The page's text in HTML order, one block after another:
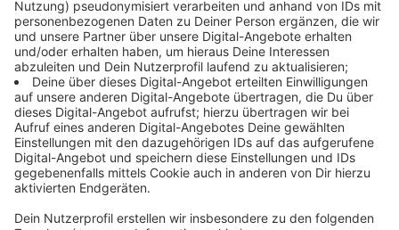
sehr unsicher, man beobachte das Wetterradar. Auch
am Wochenende steht der Winterdienst für
Streueinsätze bereit. In den Nächten soll es frieren,
am Sonntag ist außerdem Schnee möglich.
Anzeige
Weitere Links und Infos zum Thema